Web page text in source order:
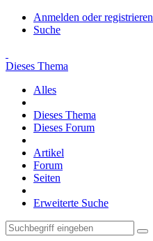
Anmelden oder registrieren
Suche
Dieses Thema
Alles
Dieses Thema
Dieses Forum
Artikel
Forum
Seiten
Erweiterte Suche